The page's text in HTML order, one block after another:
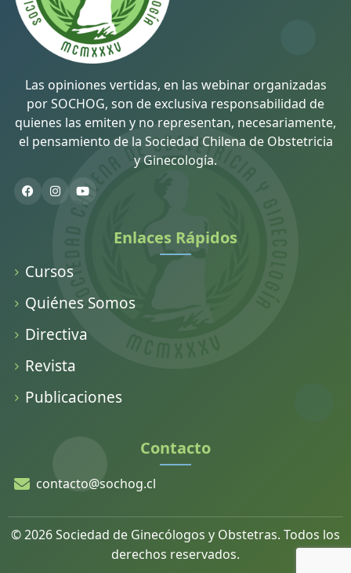
Las opiniones vertidas, en las webinar organizadas
por SOCHOG, son de exclusiva responsabilidad de
quienes las emiten y no representan, necesariamente,
el pensamiento de la Sociedad Chilena de Obstetricia
y Ginecología.
Enlaces Rápidos
Cursos
Quiénes Somos
Directiva
Revista
Publicaciones
Contacto
contacto@sochog.cl
© 2026 Sociedad de Ginecólogos y Obstetras. Todos los
derechos reservados.